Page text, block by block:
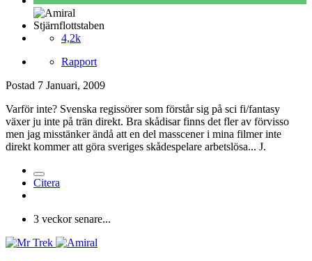
Stjärnflottstaben
4,2k
Rapport
Postad 7 Januari, 2009
Varför inte? Svenska regissörer som förstår sig på sci fi/fantasy
växer ju inte på trän direkt. Bra skådisar finns det fler av förvisso
men jag misstänker ändå att en del masscener i mina filmer inte
direkt kommer att göra sveriges skådespelare arbetslösa... J.
Citera
3 veckor senare...